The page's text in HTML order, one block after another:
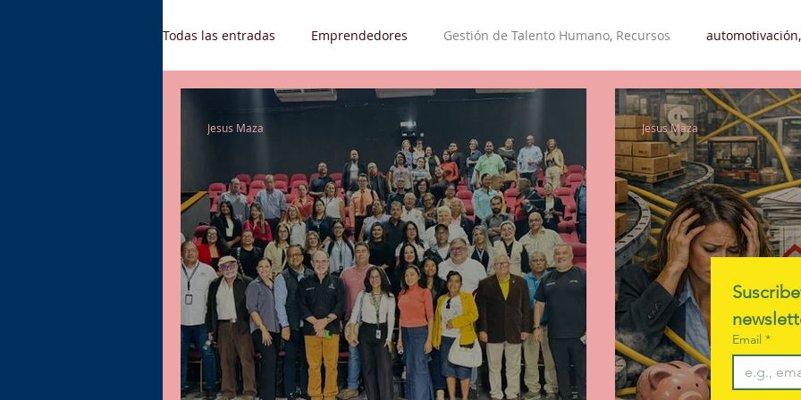
Todas las entradas Emprendedores Gestión de Talento Humano, Recursos
Gestión de Talento Humano Desarrollo Organizacional
Supply Chain Oferta de empleos Hobby - Pasatiempo
Jesus Maza Jesus Maza
Email *